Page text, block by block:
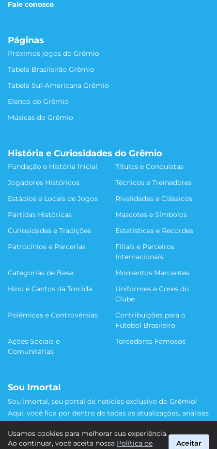
Fale conosco
Páginas
Próximos jogos do Grêmio
Tabela Brasileirão Grêmio
Tabela Sul-Americana Grêmio
Elenco do Grêmio
Músicas do Grêmio
História e Curiosidades do Grêmio
Fundação e História Inicial
Títulos e Conquistas
Jogadores Históricos
Técnicos e Treinadores
Estádios e Locais de Jogos
Rivalidades e Clássicos
Partidas Históricas
Mascotes e Símbolos
Curiosidades e Tradições
Estatísticas e Recordes
Patrocínios e Parcerias
Filiais e Parceiros
Internacionais
Categorias de Base
Momentos Marcantes
Hino e Cantos da Torcida
Uniformes e Cores do
Clube
Polêmicas e Controvérsias
Contribuições para o
Futebol Brasileiro
Ações Sociais e
Comunitárias
Torcedores Famosos
Sou Imortal
Sou Imortal, seu portal de notícias exclusivo do Grêmio!
Aqui, você fica por dentro de todas as atualizações, análises
detalhe da trajetória do nosso time rumo às vitórias!
Usamos cookies para melhorar sua experiência.
Ao continuar, você aceita nossa Política de
Aceitar